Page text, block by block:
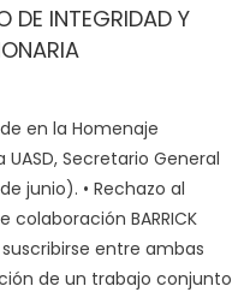
DE INTEGRIDAD Y
en la Homenaje
Secretario General
junio). • Rechazo al
BARRICK
entre ambas
de un trabajo conjunto